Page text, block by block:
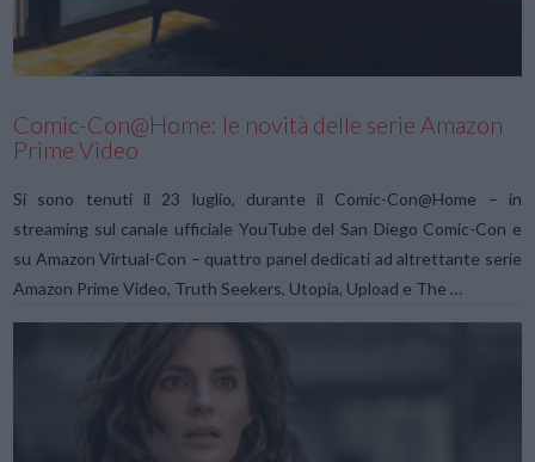
Comic-Con@Home: le novità delle serie Amazon
Prime Video
Si sono tenuti il 23 luglio, durante il Comic-Con@Home – in
streaming sul canale ufficiale YouTube del San Diego Comic-Con e
su Amazon Virtual-Con – quattro panel dedicati ad altrettante serie
Amazon Prime Video, Truth Seekers, Utopia, Upload e The …